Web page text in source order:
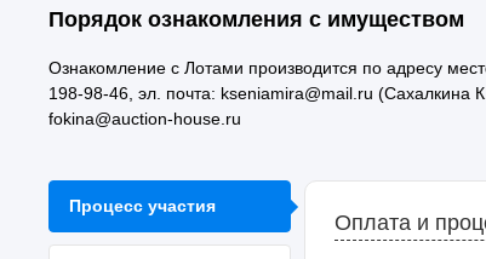
Порядок ознакомления с имуществом
Ознакомление с Лотами производится по адресу
198-98-46, эл. почта: kseniamira@mail.ru (Сахалкина
fokina@auction-house.ru
Процесс участия
Оплата и